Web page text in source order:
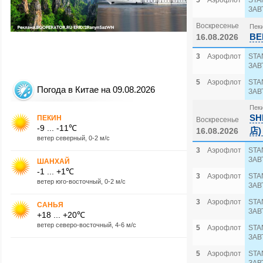
Погода в Китае на 09.08.2026
ПЕКИН
-9 ... -11℃
ветер северный, 0-2 м/с
ШАНХАЙ
-1 ... +1℃
ветер юго-восточный, 0-2 м/с
САНЬЯ
+18 ... +20℃
ветер северо-восточный, 4-6 м/с
Воскресенье
16.08.2026
3 Аэрофлот
5
Аэрофлот
Воскресенье
16.08.2026
店
3 Аэрофлот
3
Аэрофлот
3
Аэрофлот
5
Аэрофлот
5
Аэрофлот